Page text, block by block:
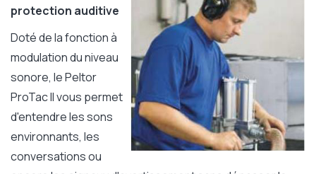
protection auditive
Doté de la fonction à
modulation du niveau
sonore, le Peltor
ProTac II vous permet
d'entendre les sons
environnants, les
conversations ou